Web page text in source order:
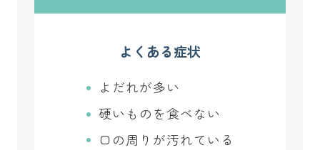
よくある症状
よだれが多い
硬いものを食べない
口の周りが汚れている